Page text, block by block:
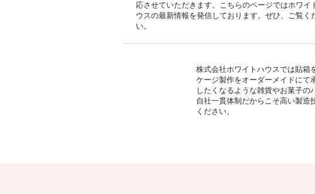
応させていただきます。こちらのページではホワイ
ウスの最新情報を発信しております。ぜひ、ご覧く
い。
株式会社ホワイトハウスでは貼箱
ケージ製作をオーダーメイドにて
したくなるような雑貨やお菓子の
自社一貫体制だからこそ高い製造
ください。